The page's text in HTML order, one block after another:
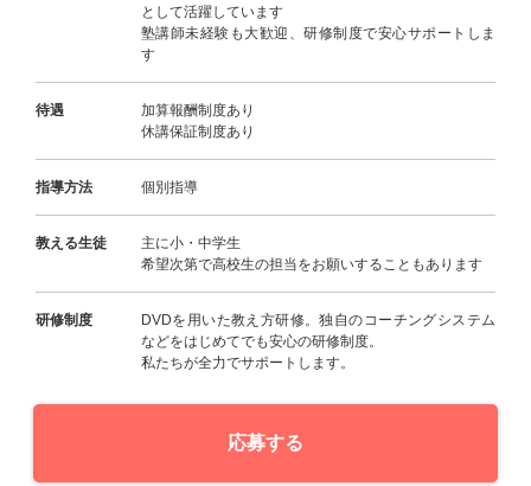
として活躍しています
塾講師未経験も大歓迎、研修制度で安心サポートしま
す
待遇
加算報酬制度あり
休講保証制度あり
指導方法 個別指導
教える生徒
主に小・中学生
希望次第で高校生の担当をお願いすることもあります
研修制度
DVDを用いた教え方研修。独自のコーチングシステム
などをはじめてでも安心の研修制度。
私たちが全力でサポートします。
応募する